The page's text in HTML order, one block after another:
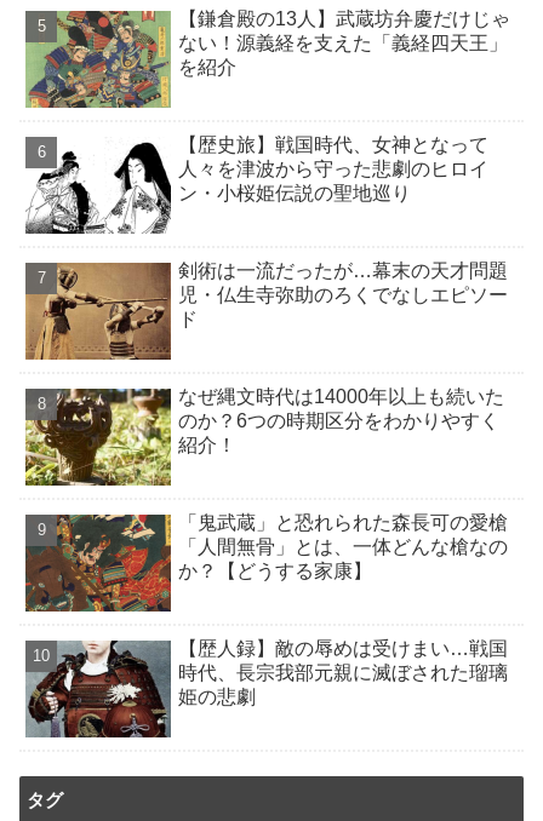
【鎌倉殿の13人】武蔵坊弁慶だけじゃ
ない！源義経を支えた「義経四天王」
を紹介
【歴史旅】戦国時代、女神となって
人々を津波から守った悲劇のヒロイ
ン・小桜姫伝説の聖地巡り
剣術は一流だったが…幕末の天才問題
児・仏生寺弥助のろくでなしエピソー
ド
なぜ縄文時代は14000年以上も続いた
のか？6つの時期区分をわかりやすく
紹介！
「鬼武蔵」と恐れられた森長可の愛槍
「人間無骨」とは、一体どんな槍なの
か？【どうする家康】
【歴人録】敵の辱めは受けまい…戦国
時代、長宗我部元親に滅ぼされた瑠璃
姫の悲劇
タグ